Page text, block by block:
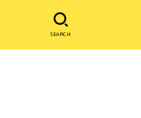
SEARCH